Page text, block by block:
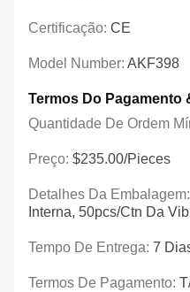
Certificação: CE
Model Number: AKF398
Termos Do Pagamento
Quantidade De Ordem
Preço: $235.00/Pieces
Detalhes Da Embalagem:
Interna, 50pcs/ctn Da
Tempo De Entrega: 7
Termos De Pagamento: